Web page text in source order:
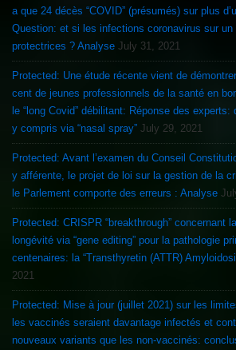
a que 24 décès “COVID” (présumés) sur plus
Question: et si les infections coronavirus sur un
protectrices ? Analyse July 31, 2021
Protected: Une étude récente vient de
cent de jeunes professionnels de la santé en
le “long Covid” débilitant: Réponse des experts:
y compris via “nasal spray” July 29, 2021
Protected: Avant l’examen du Conseil
y afférente, le projet de loi sur la gestion de la
le Parlement comporte des erreurs : Analyse
Protected: CRISPR “breakthrough” concernant
longévité via “gene editing” pour la pathologie
centenaires: la “Transthyretin (ATTR)
2021
Protected: Mise à jour (juillet 2021) sur les
les vaccinés seraient davantage infectés et
nouveaux variants que les non-vaccinés: